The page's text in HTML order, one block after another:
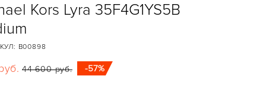
Kors Lyra 35F4G1YS5B
B00898
44 600 руб. -57%